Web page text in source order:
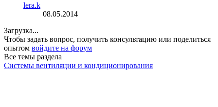
lera.k
08.05.2014
Загрузка...
Чтобы задать вопрос, получить консультацию или поделиться
опытом войдите на форум
Все темы раздела
Системы вентиляции и кондиционирования